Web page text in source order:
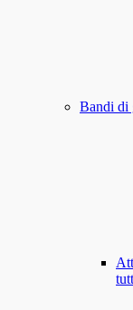
Bandi di